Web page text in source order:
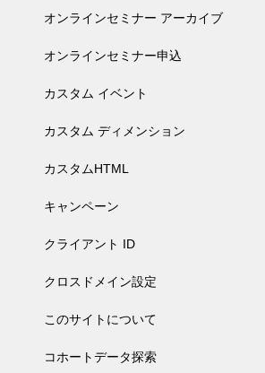
オンラインセミナー アーカイブ
オンラインセミナー申込
カスタム イベント
カスタム ディメンション
カスタムHTML
キャンペーン
クライアント ID
クロスドメイン設定
このサイトについて
コホートデータ探索